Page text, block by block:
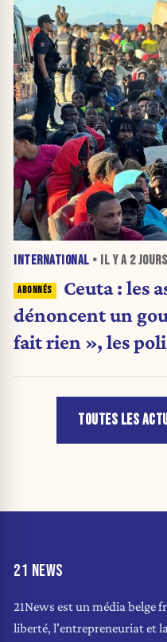
INTERNATIONAL • IL Y A 2 JOURS
Ceuta : les
dénoncent un
fait rien », les
TOUTES LES
21 NEWS
21News est un média belge
liberté, l'entrepreneuriat et